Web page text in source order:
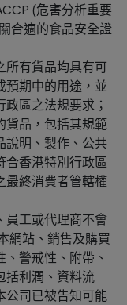
(危害分析重要
合適的食品安全證
所有貨品均具有可
預期中的用途，並
區之法規要求；
貨品，包括其規範
說明、製作、公共
合香港特別行政區
最終消費者管轄權
員工或代理商不會
網站、銷售及購買
警戒性、附帶、
括利潤、資料流
公司已被告知可能